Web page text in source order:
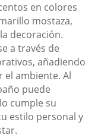
en colores
mostaza,
decoración.
a través de
añadiendo
ambiente. Al
puede
cumple su
estilo personal y